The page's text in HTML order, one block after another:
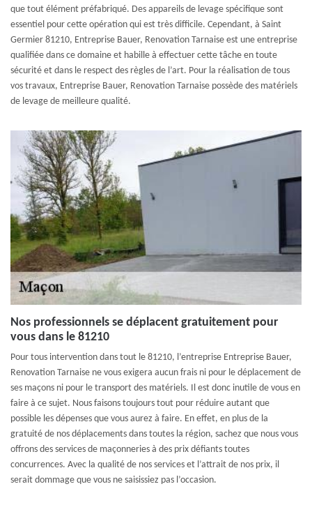
que tout élément préfabriqué. Des appareils de levage spécifique sont
essentiel pour cette opération qui est très difficile. Cependant, à Saint
Germier 81210, Entreprise Bauer, Renovation Tarnaise est une entreprise
qualifiée dans ce domaine et habille à effectuer cette tâche en toute
sécurité et dans le respect des règles de l’art. Pour la réalisation de tous
vos travaux, Entreprise Bauer, Renovation Tarnaise possède des matériels
de levage de meilleure qualité.
Nos professionnels se déplacent gratuitement pour
vous dans le 81210
Pour tous intervention dans tout le 81210, l’entreprise Entreprise Bauer,
Renovation Tarnaise ne vous exigera aucun frais ni pour le déplacement de
ses maçons ni pour le transport des matériels. Il est donc inutile de vous en
faire à ce sujet. Nous faisons toujours tout pour réduire autant que
possible les dépenses que vous aurez à faire. En effet, en plus de la
gratuité de nos déplacements dans toutes la région, sachez que nous vous
offrons des services de maçonneries à des prix défiants toutes
concurrences. Avec la qualité de nos services et l’attrait de nos prix, il
serait dommage que vous ne saisissiez pas l’occasion.